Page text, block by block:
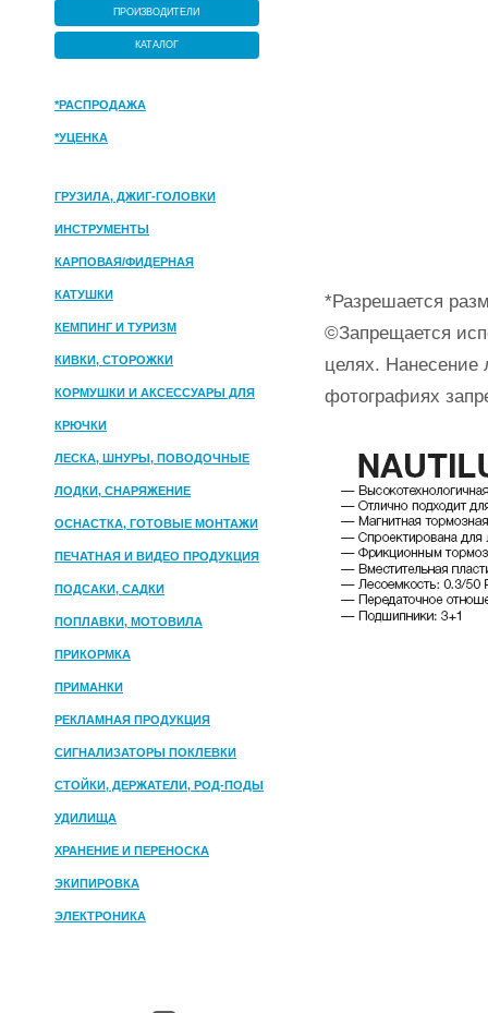
ПРОИЗВОДИТЕЛИ
КАТАЛОГ
*РАСПРОДАЖА
*УЦЕНКА
ГРУЗИЛА, ДЖИГ-ГОЛОВКИ
ИНСТРУМЕНТЫ
КАРПОВАЯ/ФИДЕРНАЯ
КАТУШКИ
КЕМПИНГ И ТУРИЗМ
КИВКИ, СТОРОЖКИ
КОРМУШКИ И АКСЕССУАРЫ ДЛЯ
ПРИКОРМКИ
КРЮЧКИ
ЛЕСКА, ШНУРЫ, ПОВОДОЧНЫЕ
МАТЕРИАЛЫ
ЛОДКИ, СНАРЯЖЕНИЕ
ОСНАСТКА, ГОТОВЫЕ МОНТАЖИ
ПЕЧАТНАЯ И ВИДЕО ПРОДУКЦИЯ
ПОДСАКИ, САДКИ
ПОПЛАВКИ, МОТОВИЛА
ПРИКОРМКА
ПРИМАНКИ
РЕКЛАМНАЯ ПРОДУКЦИЯ
СИГНАЛИЗАТОРЫ ПОКЛЕВКИ
СТОЙКИ, ДЕРЖАТЕЛИ, РОД-ПОДЫ
УДИЛИЩА
ХРАНЕНИЕ И ПЕРЕНОСКА
ЭКИПИРОВКА
ЭЛЕКТРОНИКА
*Разрешается
©Запрещается
целях. Нанесение
фотографиях